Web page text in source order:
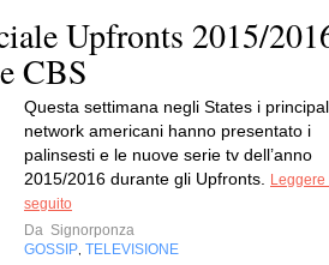
Upfronts 2015/
CBS
Questa settimana negli States i
network americani hanno presentato i
palinsesti e le nuove serie tv dell’anno
2015/2016 durante gli Upfronts.
Leggere
seguito
Da Signorponza
GOSSIP TELEVISIONE